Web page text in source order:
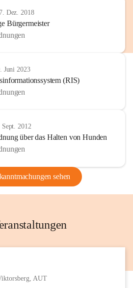
Dez. 2018
Bürgermeister
Juni 2023
(RIS)
Sept. 2012
über das Halten von Hunden
sehen
AUT